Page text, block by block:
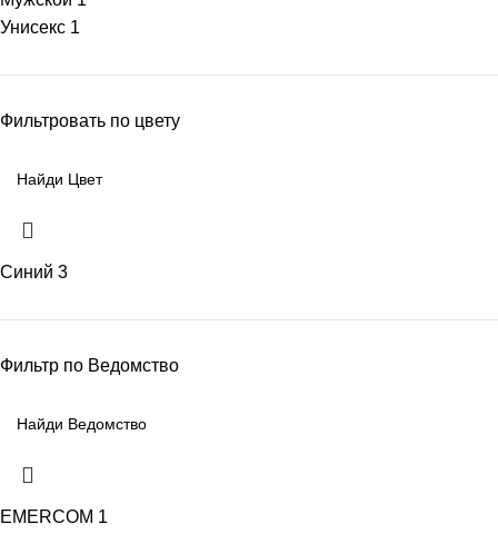
Унисекс 1
Фильтровать по цвету
Синий 3
Фильтр по Ведомство
EMERCOM 1